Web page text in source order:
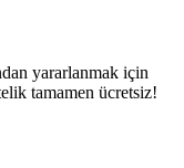
yararlanmak için
tamamen ücretsiz!